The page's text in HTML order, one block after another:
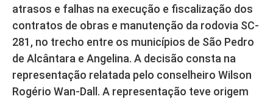
atrasos e falhas na execução e fiscalização dos
contratos de obras e manutenção da rodovia SC-
281, no trecho entre os municípios de São Pedro
de Alcântara e Angelina. A decisão consta na
representação relatada pelo conselheiro Wilson
Rogério Wan-Dall. A representação teve origem